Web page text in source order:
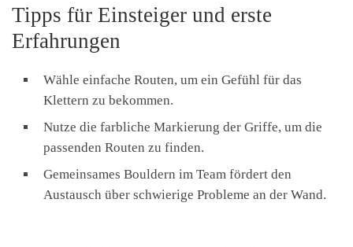
Tipps für Einsteiger und erste
Erfahrungen
Wähle einfache Routen, um ein Gefühl für das
Klettern zu bekommen.
Nutze die farbliche Markierung der Griffe, um die
passenden Routen zu finden.
Gemeinsames Bouldern im Team fördert den
Austausch über schwierige Probleme an der Wand.